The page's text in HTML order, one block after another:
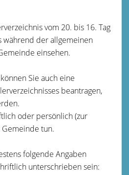
vom 20. bis 16. Tag
während der allgemeinen
einsehen.
Sie auch eine
beantragen,
oder persönlich (zur
tun.
folgende Angaben
unterschrieben sein: